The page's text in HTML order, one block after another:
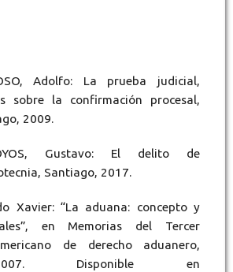
Adolfo: La prueba judicial,
sobre la confirmación procesal,
2009.
Gustavo: El delito de
Santiago, 2017.
Xavier: “La aduana: concepto y
en Memorias del Tercer
de derecho aduanero,
Disponible en